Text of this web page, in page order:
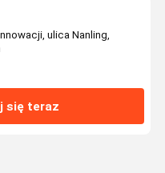
ulica Nanling,
się teraz